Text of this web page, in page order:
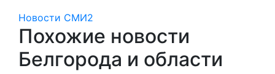
Новости СМИ2
Похожие новости
Белгорода и области